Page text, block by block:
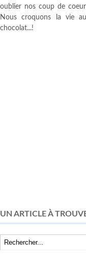
oublier nos coup de
Nous croquons la vie
chocolat...!
UN ARTICLE À